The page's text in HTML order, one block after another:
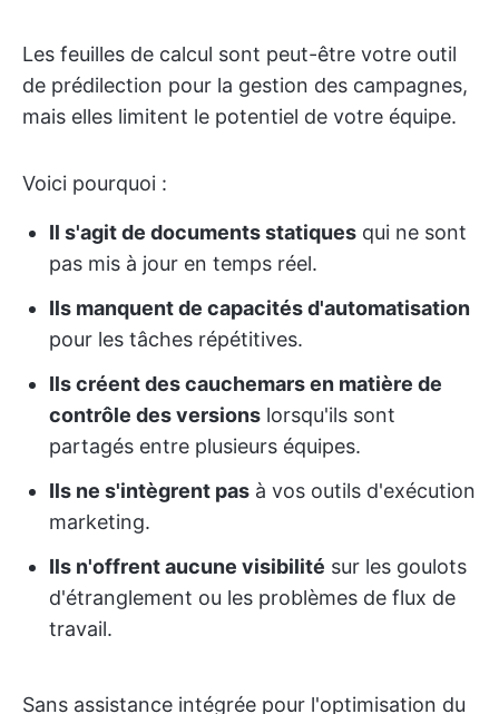
Les feuilles de calcul sont peut-être votre outil
de prédilection pour la gestion des campagnes,
mais elles limitent le potentiel de votre équipe.
Voici pourquoi :
Il s'agit de documents statiques qui ne sont
pas mis à jour en temps réel.
Ils manquent de capacités d'automatisation
pour les tâches répétitives.
Ils créent des cauchemars en matière de
contrôle des versions lorsqu'ils sont
partagés entre plusieurs équipes.
Ils ne s'intègrent pas à vos outils d'exécution
marketing.
Ils n'offrent aucune visibilité sur les goulots
d'étranglement ou les problèmes de flux de
travail.
Sans assistance intégrée pour l'optimisation du